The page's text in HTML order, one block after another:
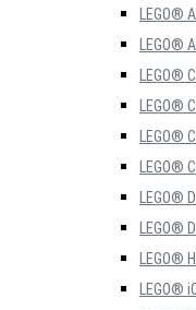
LEGO®
LEGO®
LEGO®
LEGO®
LEGO®
LEGO®
LEGO®
LEGO®
LEGO®
LEGO®